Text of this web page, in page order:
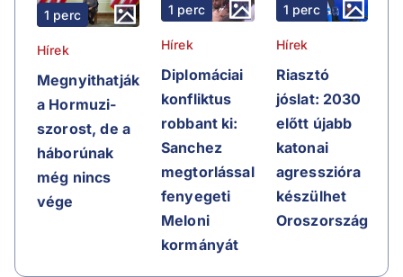
1 perc
Hírek
Megnyithatják
a Hormuzi-
szorost, de a
háborúnak
még nincs
vége
1 perc
Hírek
Diplomáciai
konfliktus
robbant ki:
Sanchez
megtorlással
fenyegeti
Meloni
kormányát
1 perc
Hírek
Riasztó
jóslat: 2030
előtt újabb
katonai
agresszióra
készülhet
Oroszország